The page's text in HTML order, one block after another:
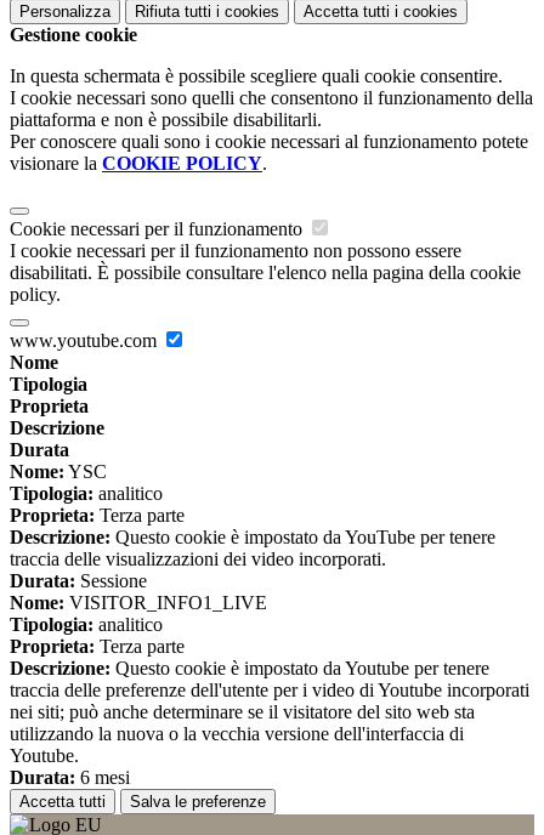
Personalizza Rifiuta tutti i cookies Accetta tutti i cookies
Gestione cookie
In questa schermata è possibile scegliere quali cookie consentire.
I cookie necessari sono quelli che consentono il funzionamento della
piattaforma e non è possibile disabilitarli.
Per conoscere quali sono i cookie necessari al funzionamento potete
visionare la COOKIE POLICY.
Cookie necessari per il funzionamento
I cookie necessari per il funzionamento non possono essere
disabilitati. È possibile consultare l'elenco nella pagina della cookie
policy.
www.youtube.com
Nome
Tipologia
Proprieta
Descrizione
Durata
Nome: YSC
Tipologia: analitico
Proprieta: Terza parte
Descrizione: Questo cookie è impostato da YouTube per tenere
traccia delle visualizzazioni dei video incorporati.
Durata: Sessione
Nome: VISITOR_INFO1_LIVE
Tipologia: analitico
Proprieta: Terza parte
Descrizione: Questo cookie è impostato da Youtube per tenere
traccia delle preferenze dell'utente per i video di Youtube incorporati
nei siti; può anche determinare se il visitatore del sito web sta
utilizzando la nuova o la vecchia versione dell'interfaccia di
Youtube.
Durata: 6 mesi
Accetta tutti Salva le preferenze